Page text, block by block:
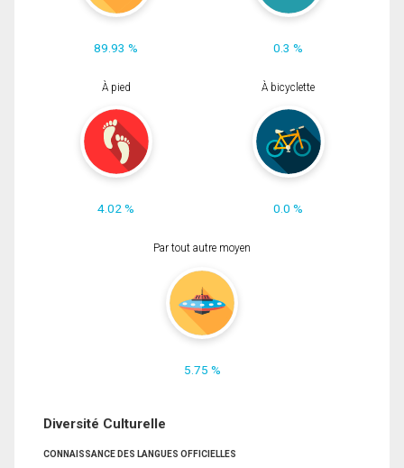
89.93 % 0.3 %
À pied
4.02 %
À bicyclette
0.0 %
Par tout autre moyen
5.75 %
Diversité Culturelle
CONNAISSANCE DES LANGUES OFFICIELLES